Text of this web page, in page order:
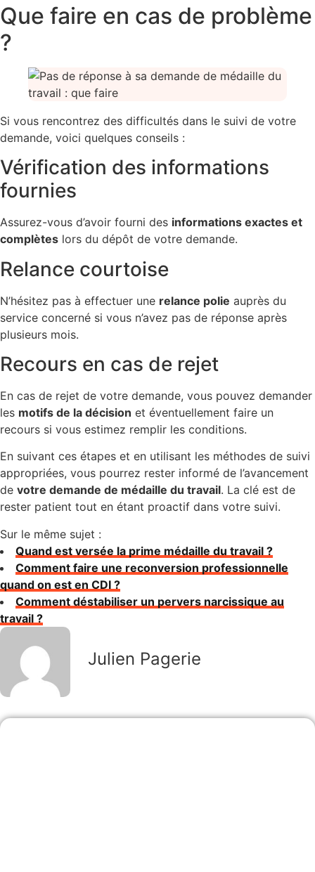
Que faire en cas de problème
?
Si vous rencontrez des difficultés dans le suivi de votre
demande, voici quelques conseils :
Vérification des informations
fournies
Assurez-vous d’avoir fourni des informations exactes et
complètes lors du dépôt de votre demande.
Relance courtoise
N’hésitez pas à effectuer une relance polie auprès du
service concerné si vous n’avez pas de réponse après
plusieurs mois.
Recours en cas de rejet
En cas de rejet de votre demande, vous pouvez demander
les motifs de la décision et éventuellement faire un
recours si vous estimez remplir les conditions.
En suivant ces étapes et en utilisant les méthodes de suivi
appropriées, vous pourrez rester informé de l’avancement
de votre demande de médaille du travail. La clé est de
rester patient tout en étant proactif dans votre suivi.
Sur le même sujet :
Quand est versée la prime médaille du travail ?
Comment faire une reconversion professionnelle
quand on est en CDI ?
Comment déstabiliser un pervers narcissique au
travail ?
Julien Pagerie